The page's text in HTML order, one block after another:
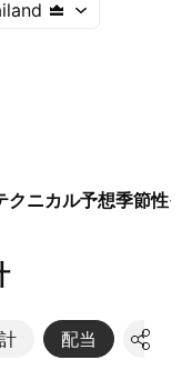
クニカル予想季節性
配当 決算